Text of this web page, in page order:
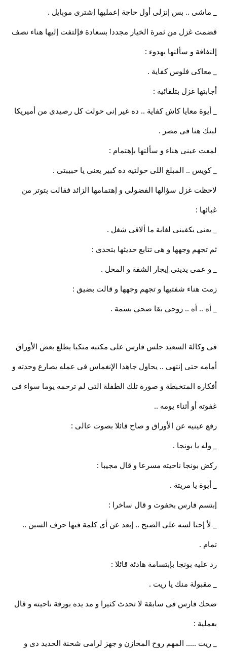
_ ماشى .. بس إنزلى أول حاجة إعمليها إشترى موبايل .
قضمت غزل من ثمرة الخيار مجددا بسعادة فإلتفت إليها هناء نصف
إلتفافة و سألتها بهدوء :
_ معاكى فلوس كفاية .
أجابتها غزل بتلقائية :
_ أيوة معايا كاش كفاية .. ده غير إنى حولت كل رصيدى من أميريكا
لبنك هنا فى مصر .
لمعت عينى هناء و سألتها بإهتمام :
_ كويس .. المبلغ اللى حولتيه ده كبير يعنى يا حبيبتى .
لاحظت غزل سؤالها الفضولى و إهتمامها الزائد فقالت بتوتر من
غبائها :
_ يعنى يكفينى لغاية ما ألاقى شغل .
ثم تجهم وجهها و هى تتابع حديثها بتحدى :
_ و عمى يدينى إيجار الشقة و المحل .
زمت هناء شفتيها و تجهم وجهها و قالت بضيق :
_ أه .. أه .. روحى بقا صحى بسمة .
فى وكالة السعيد جلس فارس على مكتبه منكبا يطلع بعض الأوراق
أمامه حتى إنتهى .. يحاول جاهدا الإنغماس فى عمله يصارع وحدته و
أفكاره المتخبطة و صورة تلك الطفلة التى لم ترحمه يوما سواء فى
غفوته أو أثناء يومه ..
رفع عينيه عن الأوراق و صاح قائلا بصوت عالى :
_ وله يا بونجا .
ركض بونجا ناحيته مسرعا و قال مجيبا :
_ أيوة يا مريتة .
إبتسم فارس بخفوت و قال ساخرا :
_ لأ إحنا لسه على الصبح .. إبعد عن أى كلمة فيها حرف السين ..
تمام .
رد عليه بونجا بإبتسامة هادئة قائلا :
_ مقبولة منك يا ريت .
ضحك فارس فى سابقة لا تحدث كثيرا و مد يده بورقة ناحيته و قال
بعملية :
_ ريت ..... المهم روح المخازن و جهز لرامى شحنة الحديد دى و